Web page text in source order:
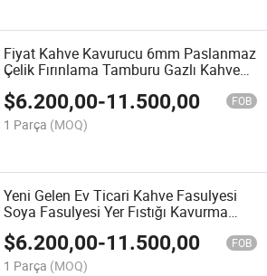
Fiyat Kahve Kavurucu 6mm Paslanmaz
Çelik Fırınlama Tamburu Gazlı Kahve
$6.200,00-11.500,00 FOB
1 Parça (MOQ)
Yeni Gelen Ev Ticari Kahve Fasulyesi
Soya Fasulyesi Yer Fıstığı Kavurma
Makinesi Fındık Pişirme Makinesi
Kahve Fasulyesi Kavurma Makinesi
$6.200,00-11.500,00 FOB
1 Parça (MOQ)